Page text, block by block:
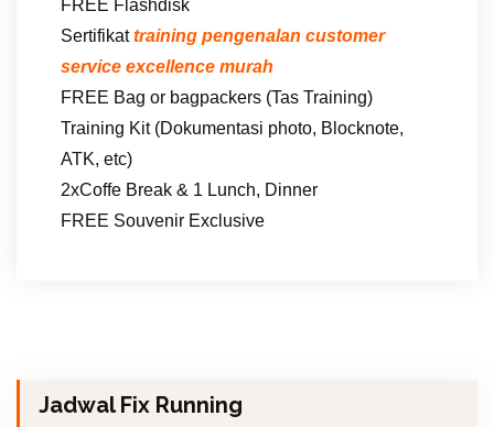
FREE Flashdisk
Sertifikattraining pengenalan customer
service excellence murah
FREE Bag or bagpackers (Tas Training)
Training Kit (Dokumentasi photo, Blocknote,
ATK, etc)
2xCoffe Break & 1 Lunch, Dinner
FREE Souvenir Exclusive
Jadwal Fix Running